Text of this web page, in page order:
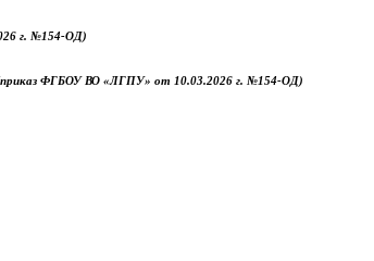
г. №154-ОД)
ФГБОУ ВО «ЛГПУ» от 10.03.2026 г. №154-ОД)